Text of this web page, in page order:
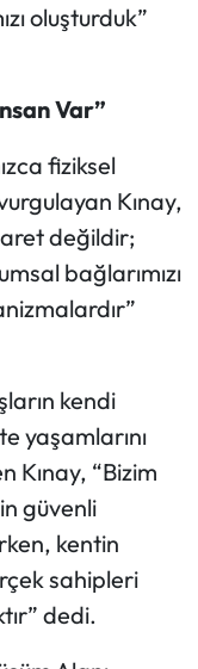
oluşturduk”
Var”
fiziksel
Kınay,
değildir;
bağlarımızı
kendi
yaşamlarını
Kınay, “Bizim
güvenli
kentin
sahipleri
dedi.